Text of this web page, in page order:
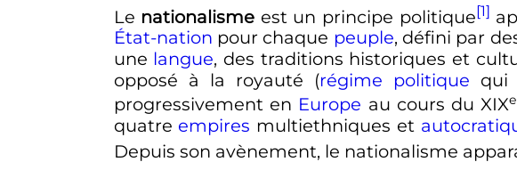
Le nationalisme est un principe politique[1]
État-nation pour chaque peuple, défini par
une langue, des traditions historiques et
opposé à la royauté (régime politique qui
progressivement en Europe au cours du XIXe
quatre empires multiethniques et
Depuis son avènement, le nationalisme